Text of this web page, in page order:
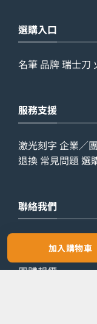
加入購物車
選購入口
名筆 品牌瑞士刀
服務支援
激光刻字 企業／
退換 常見問題 選
聯絡我們
查詢電話： 9029
2861 8762
團體報價。